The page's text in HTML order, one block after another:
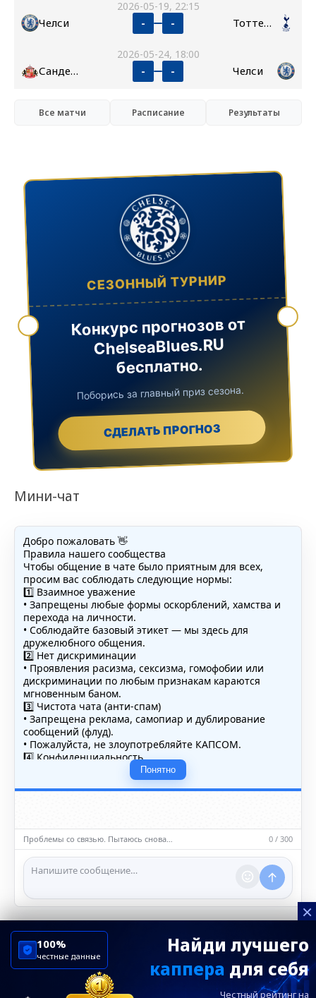
2026-05-19, 22:15
Челси - - Тоттенхэм
2026-05-24, 18:00
Сандерленд - - Челси
Все матчи Расписание Результаты
СЕЗОННЫЙ ТУРНИР
Конкурс прогнозов от
ChelseaBlues.RU
бесплатно.
Поборись за главный приз сезона.
СДЕЛАТЬ ПРОГНОЗ
Мини-чат
Добро пожаловать 👋
Правила нашего сообщества
Чтобы общение в чате было приятным для всех,
просим вас соблюдать следующие нормы:
1️⃣ Взаимное уважение
• Запрещены любые формы оскорблений, хамства и
перехода на личности.
• Соблюдайте базовый этикет — мы здесь для
дружелюбного общения.
2️⃣ Нет дискриминации
• Проявления расизма, сексизма, гомофобии или
дискриминации по любым признакам караются
мгновенным баном.
3️⃣ Чистота чата (анти-спам)
• Запрещена реклама, самопиар и дублирование
сообщений (флуд).
• Пожалуйста, не злоупотребляйте КАПСОМ.
4️⃣ Конфиденциальность
• Не публикуйте личные данные — свои или чужие
(телефоны, адреса, документы).
5️⃣ Уместность контента
насилию.
ℹ️ Модераторы и администраторы вправе удалять
сообщения и ограничивать доступ к чату при
нарушении правил.
Понятно
Проблемы со связью. Пытаюсь снова… 0 / 300
×
Найди лучшего
каппера для себя
Честный рейтинг на
100%
честные данные
ChelseaBluesRu ФК Челси